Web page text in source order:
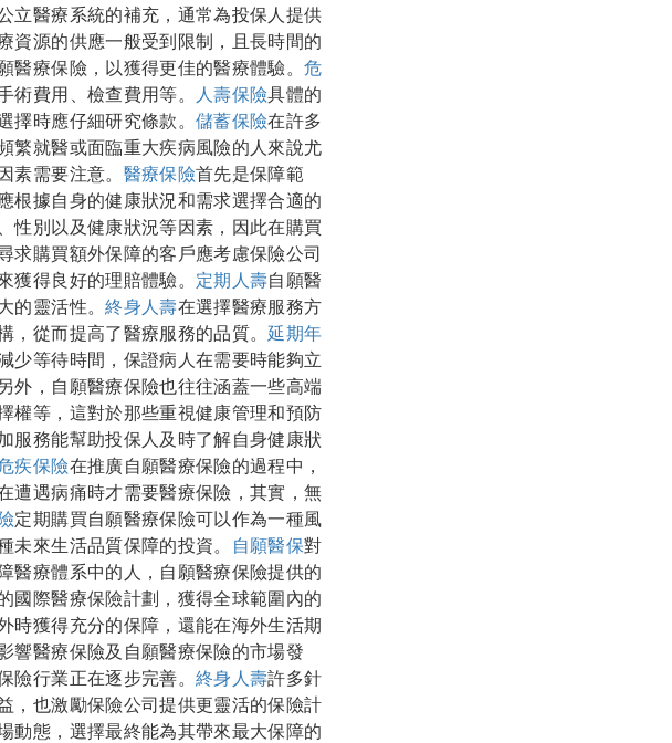
立醫療系統的補充，通常為投保人提供
資源的供應一般受到限制，且長時間的
醫療保險，以獲得更佳的醫療體驗。危
費用、檢查費用等。 人壽保險具體的
時應仔細研究條款。 儲蓄保險在許多
繁就醫或面臨重大疾病風險的人來說尤
素需要注意。 醫療保險首先是保障範
根據自身的健康狀況和需求選擇合適的
性別以及健康狀況等因素，因此在購買
求購買額外保障的客戶應考慮保險公司
得良好的理賠體驗。 定期人壽自願醫
的靈活性。終身人壽在選擇醫療服務方
，從而提高了醫療服務的品質。延期年
少等待時間，保證病人在需要時能夠立
另外，自願醫療保險也往往涵蓋一些高端
權等，這對於那些重視健康管理和預防
服務能幫助投保人及時了解自身健康狀
疾保險在推廣自願醫療保險的過程中，
遭遇病痛時才需要醫療保險，其實，無
定期購買自願醫療保險可以作為一種風
來生活品質保障的投資。
自願醫保對
醫療體系中的人，自願醫療保險提供的
國際醫療保險計劃，獲得全球範圍內的
時獲得充分的保障，還能在海外生活期
響醫療保險及自願醫療保險的市場發
行業正在逐步完善。 終身人壽許多針
，也激勵保險公司提供更靈活的保險計
動態，選擇最終能為其帶來最大保障的